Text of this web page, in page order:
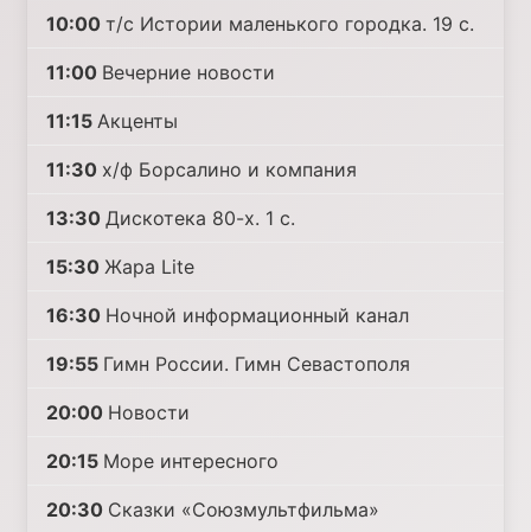
10:00 т/с Истории маленького городка. 19 с.
11:00 Вечерние новости
11:15 Акценты
11:30 х/ф Борсалино и компания
13:30 Дискотека 80-х. 1 с.
15:30 Жара Lite
16:30 Ночной информационный канал
19:55 Гимн России. Гимн Севастополя
20:00 Новости
20:15 Море интересного
20:30 Сказки «Союзмультфильма»